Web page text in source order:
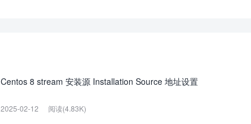
Centos 8 stream 安装源 Installation Source 地址设置
2025-02-12 阅读(4.83K)